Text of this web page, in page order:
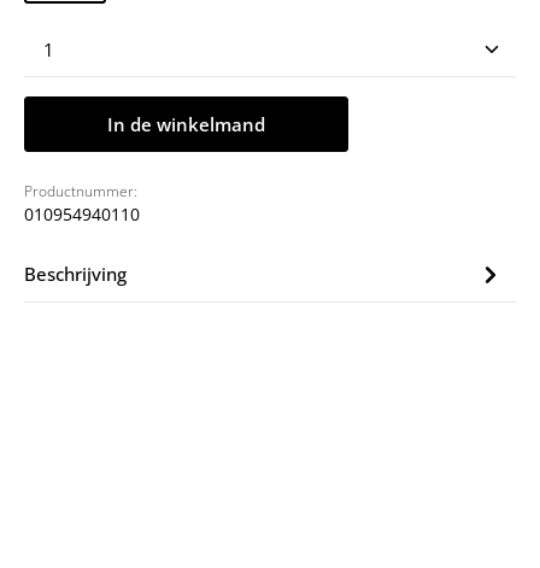
Producthoeveelheid: Voer de gewenste
In de winkelmand
Productnummer:
010954940110
Beschrijving